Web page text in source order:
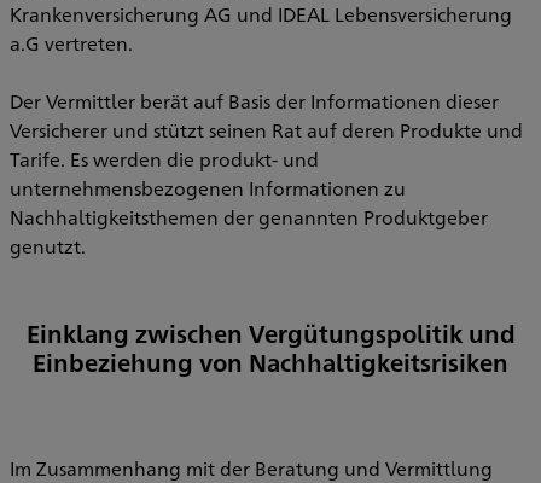
Krankenversicherung AG und IDEAL Lebensversicherung
a.G vertreten.
Der Vermittler berät auf Basis der Informationen dieser
Versicherer und stützt seinen Rat auf deren Produkte und
Tarife. Es werden die produkt- und
unternehmensbezogenen Informationen zu
Nachhaltigkeitsthemen der genannten Produktgeber
genutzt.
Einklang zwischen Vergütungspolitik und
Einbeziehung von Nachhaltigkeitsrisiken
Im Zusammenhang mit der Beratung und Vermittlung